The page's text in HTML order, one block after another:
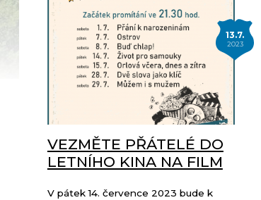
13.7.
2023
VEZMĚTE PŘÁTELÉ DO
LETNÍHO KINA NA FILM
V pátek 14. července 2023 bude k